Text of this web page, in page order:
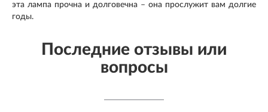
эта лампа прочна и долговечна – она прослужит вам долгие
годы.
Последние отзывы или
вопросы